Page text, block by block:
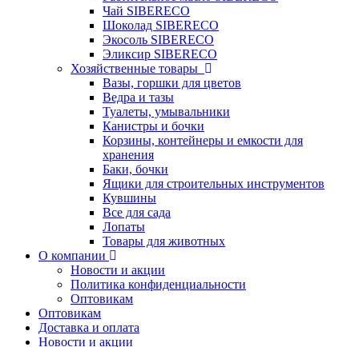
Чай SIBERECO
Шоколад SIBERECO
Экосоль SIBERECO
Эликсир SIBERECO
Хозяйственные товары
Вазы, горшки для цветов
Ведра и тазы
Туалеты, умывальники
Канистры и бочки
Корзины, контейнеры и емкости для
хранения
Баки, бочки
Ящики для строительных инструментов
Кувшины
Все для сада
Лопаты
Товары для животных
О компании
Новости и акции
Политика конфиденциальности
Оптовикам
Оптовикам
Доставка и оплата
Новости и акции